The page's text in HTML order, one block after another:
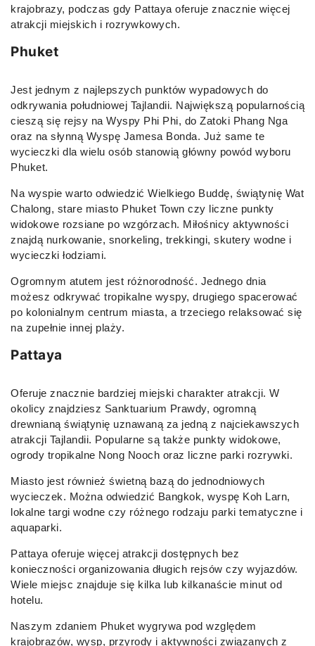
krajobrazy, podczas gdy Pattaya oferuje znacznie więcej
atrakcji miejskich i rozrywkowych.
Phuket
Jest jednym z najlepszych punktów wypadowych do
odkrywania południowej Tajlandii. Największą popularnością
cieszą się rejsy na Wyspy Phi Phi, do Zatoki Phang Nga
oraz na słynną Wyspę Jamesa Bonda. Już same te
wycieczki dla wielu osób stanowią główny powód wyboru
Phuket.
Na wyspie warto odwiedzić Wielkiego Buddę, świątynię Wat
Chalong, stare miasto Phuket Town czy liczne punkty
widokowe rozsiane po wzgórzach. Miłośnicy aktywności
znajdą nurkowanie, snorkeling, trekkingi, skutery wodne i
wycieczki łodziami.
Ogromnym atutem jest różnorodność. Jednego dnia
możesz odkrywać tropikalne wyspy, drugiego spacerować
po kolonialnym centrum miasta, a trzeciego relaksować się
na zupełnie innej plaży.
Pattaya
Oferuje znacznie bardziej miejski charakter atrakcji. W
okolicy znajdziesz Sanktuarium Prawdy, ogromną
drewnianą świątynię uznawaną za jedną z najciekawszych
atrakcji Tajlandii. Popularne są także punkty widokowe,
ogrody tropikalne Nong Nooch oraz liczne parki rozrywki.
Miasto jest również świetną bazą do jednodniowych
wycieczek. Można odwiedzić Bangkok, wyspę Koh Larn,
lokalne targi wodne czy różnego rodzaju parki tematyczne i
aquaparki.
Pattaya oferuje więcej atrakcji dostępnych bez
konieczności organizowania długich rejsów czy wyjazdów.
Wiele miejsc znajduje się kilka lub kilkanaście minut od
hotelu.
Naszym zdaniem Phuket wygrywa pod względem
krajobrazów, wysp, przyrody i aktywności związanych z